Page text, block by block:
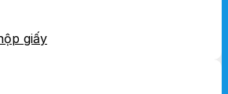
giấy